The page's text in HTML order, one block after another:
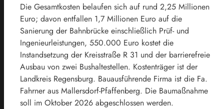
Die Gesamtkosten belaufen sich auf rund 2,25 Millionen
Euro; davon entfallen 1,7 Millionen Euro auf die
Sanierung der Bahnbrücke einschließlich Prüf- und
Ingenieurleistungen, 550.000 Euro kostet die
Instandsetzung der Kreisstraße R 31 und der barrierefreie
Ausbau von zwei Bushaltestellen. Kostenträger ist der
Landkreis Regensburg. Bauausführende Firma ist die Fa.
Fahrner aus Mallersdorf-Pfaffenberg. Die Baumaßnahme
soll im Oktober 2026 abgeschlossen werden.